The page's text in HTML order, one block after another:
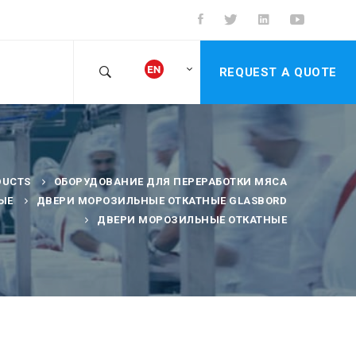
REQUEST A QUOTE
ОБОРУДОВАНИЕ ДЛЯ ПЕРЕРАБОТКИ МЯСА
ДВЕРИ МОРОЗИЛЬНЫЕ ОТКАТНЫЕ GLASBORD
ДВЕРИ МОРОЗИЛЬНЫЕ ОТКАТНЫЕ